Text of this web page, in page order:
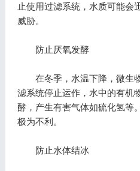
止使用过滤系统，水质可能会
威胁。
防止厌氧发酵
在冬季，水温下降，微生
滤系统停止运作，水中的有机
酵，产生有害气体如硫化氢等
极为不利。
防止水体结冰